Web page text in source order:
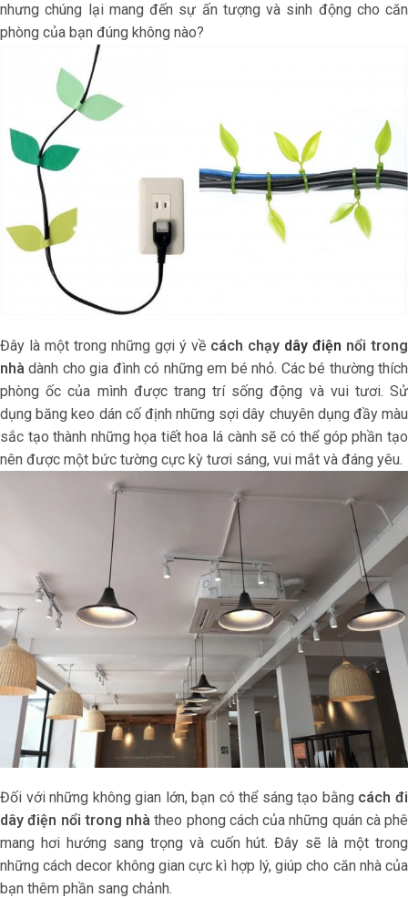
nhưng chúng lại mang đến sự ấn tượng và sinh động cho căn
phòng của bạn đúng không nào?
Đây là một trong những gợi ý về cách chạy dây điện nổi trong
nhà dành cho gia đình có những em bé nhỏ. Các bé thường thích
phòng ốc của mình được trang trí sống động và vui tươi. Sử
dụng băng keo dán cố định những sợi dây chuyên dụng đầy màu
sắc tạo thành những họa tiết hoa lá cành sẽ có thể góp phần tạo
nên được một bức tường cực kỳ tươi sáng, vui mắt và đáng yêu.
Đối với những không gian lớn, bạn có thể sáng tạo bằng cách đi
dây điện nổi trong nhà theo phong cách của những quán cà phê
mang hơi hướng sang trọng và cuốn hút. Đây sẽ là một trong
những cách decor không gian cực kì hợp lý, giúp cho căn nhà của
bạn thêm phần sang chảnh.